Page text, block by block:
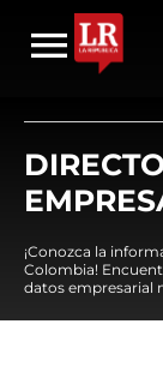
¡Conozca la
Colombia!
datos empresarial